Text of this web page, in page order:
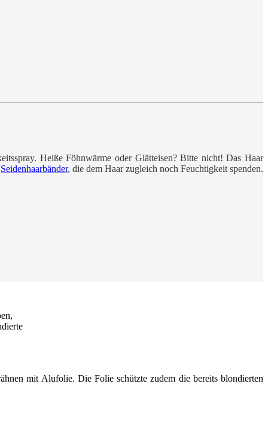
Heiße Föhnwärme oder Glätteisen? Bitte nicht! Das Haar
Seidenhaarbänder, die dem Haar zugleich noch Feuchtigkeit spenden.
mit Alufolie. Die Folie schützte zudem die bereits blondierten